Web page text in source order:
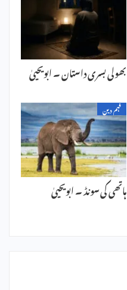
بھولی بسری داستان ۔ ابویحییٰ
فہم دین
ہاتھی کی سونڈ ۔ ابویحییٰ